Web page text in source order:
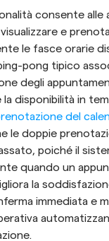
consente alle
e
le fasce orarie
pong tipico
degli
del
le doppie
poiché il
quando un
la
immediata e